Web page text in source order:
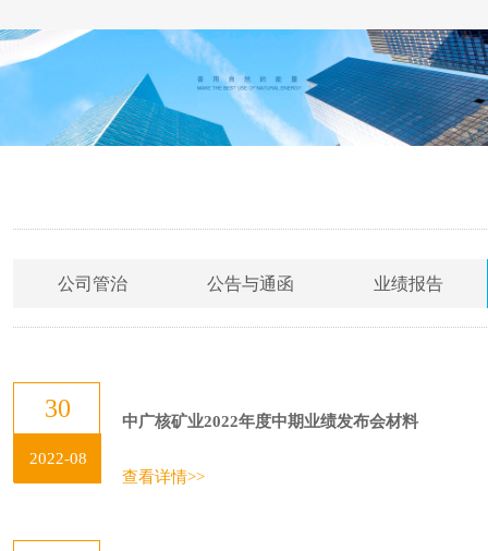
公司管治 公告与通函 业绩报告
30
2022-08
中广核矿业2022年度中期业绩发布会材料
查看详情>>